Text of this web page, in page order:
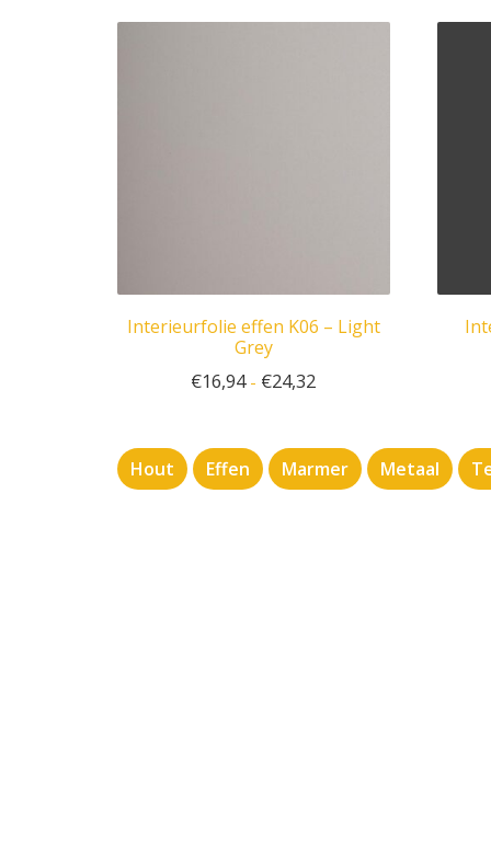
Interieurfolie effen K06 – Light
Grey
€16,94- €24,32
Hout Effen Marmer Metaal